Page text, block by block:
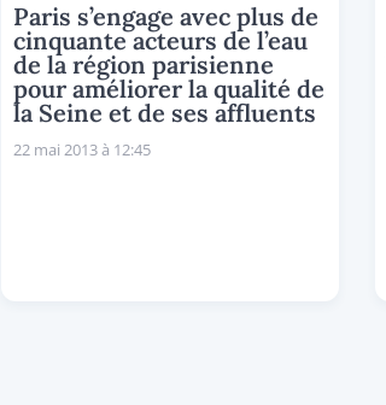
Paris s’engage avec plus de
cinquante acteurs de l’eau
de la région parisienne
pour améliorer la qualité de
la Seine et de ses affluents
22 mai 2013 à 12:45